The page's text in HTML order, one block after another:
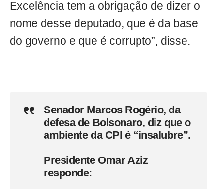
Excelência tem a obrigação de dizer o
nome desse deputado, que é da base
do governo e que é corrupto”, disse.
Senador Marcos Rogério, da
defesa de Bolsonaro, diz que o
ambiente da CPI é “insalubre”.
Presidente Omar Aziz
responde: